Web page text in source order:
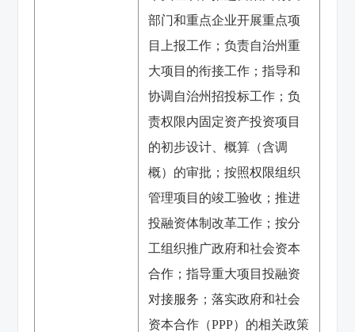
部门和重点企业开展重点项
目上报工作；负责自治州重
大项目的衔接工作；指导和
协调自治州招投标工作；负
责权限内固定资产投资项目
的初步设计、概算（含调
概）的审批；按照权限组织
管理项目的竣工验收；推进
投融资体制改革工作；按分
工组织推广政府和社会资本
合作；指导重大项目投融资
对接服务；落实政府和社会
资本合作（PPP）的相关政策